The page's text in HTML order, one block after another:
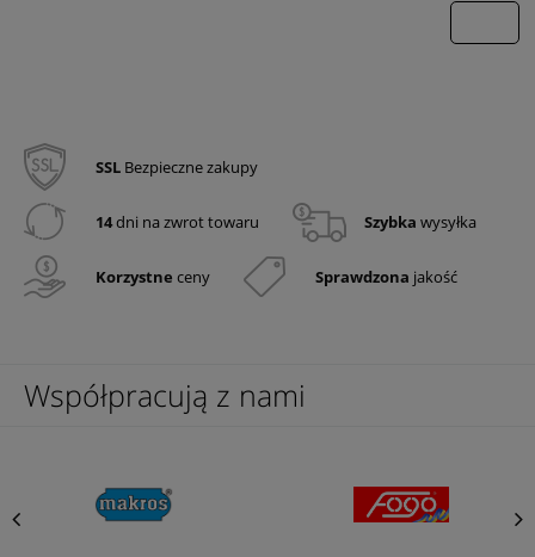
SSL Bezpieczne zakupy
14dni na zwrot towaru Szybka wysyłka
Korzystne ceny Sprawdzona jakość
Współpracują z nami